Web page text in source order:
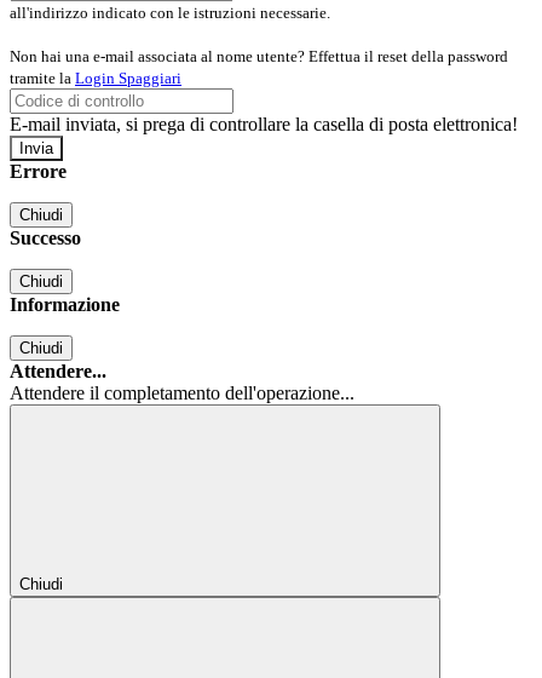
all'indirizzo indicato con le istruzioni necessarie.
Non hai una e-mail associata al nome utente? Effettua il reset della password
tramite la Login Spaggiari
E-mail inviata, si prega di controllare la casella di posta elettronica!
Errore
Chiudi
Successo
Chiudi
Informazione
Chiudi
Attendere...
Attendere il completamento dell'operazione...
Chiudi